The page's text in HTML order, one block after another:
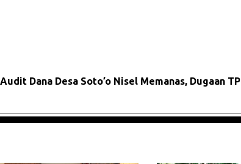
Audit Dana Desa Soto’o Nisel Memanas, Dugaan